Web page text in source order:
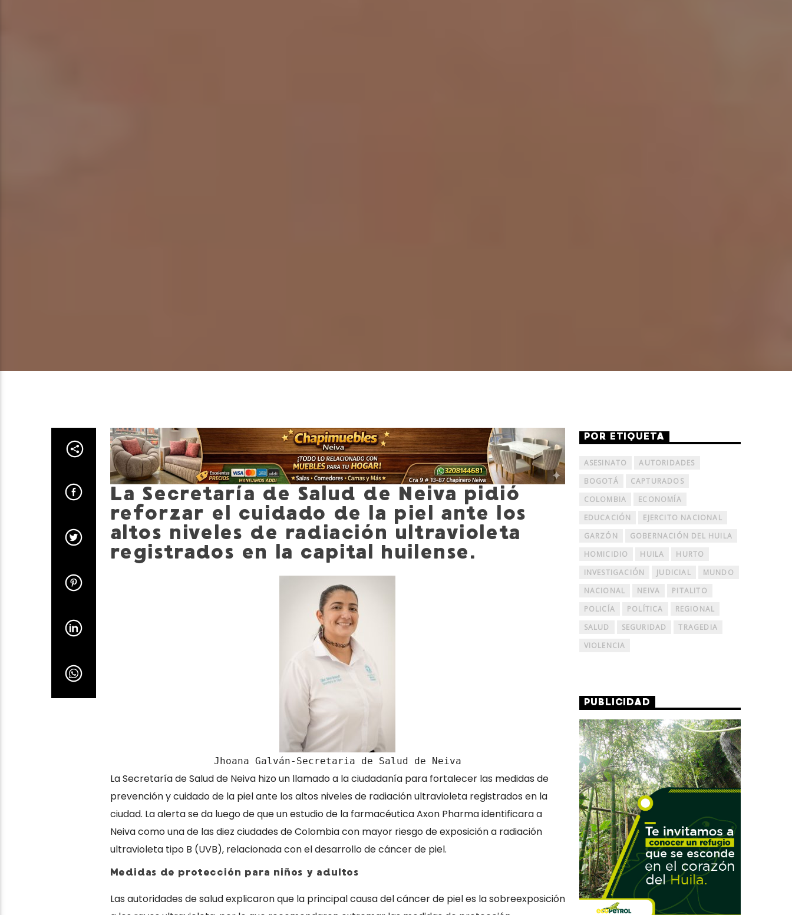
La Secretaría de Salud de Neiva pidió
reforzar el cuidado de la piel ante los
altos niveles de radiación ultravioleta
registrados en la capital huilense.
Jhoana Galván-Secretaria de Salud de Neiva
LaSecretaría de Salud de Neivahizo un llamado a la ciudadanía para fortalecer las medidas de
prevención y cuidado de la piel ante los altos niveles de radiación ultravioleta registrados en la
ciudad. La alerta se da luego de que un estudio de la farmacéutica Axon Pharma identificara a
Neivacomo una de las diez ciudades de Colombia con mayor riesgo de exposición a radiación
ultravioleta tipo B (UVB), relacionada con el desarrollo de cáncer de piel.
Medidas de protección para niños y adultos
Las autoridades de salud explicaron que la principal causa del cáncer de piel es la sobreexposición
POR ETIQUETA
ASESINATO
AUTORIDADES
BOGOTÁ
CAPTURADOS
COLOMBIA
ECONOMÍA
EDUCACIÓN
EJERCITO NACIONAL
GARZÓN
GOBERNACIÓN DEL HUILA
HOMICIDIO
HUILA
HURTO
INVESTIGACIÓN
JUDICIAL
MUNDO
NACIONAL
NEIVA
PITALITO
POLICÍA
POLÍTICA
REGIONAL
SALUD
SEGURIDAD
TRAGEDIA
VIOLENCIA
PUBLICIDAD